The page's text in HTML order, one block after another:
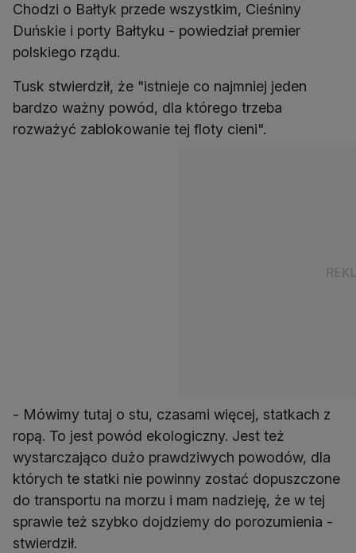
Chodzi o Bałtyk przede wszystkim, Cieśniny
Duńskie i porty Bałtyku - powiedział premier
Tusk stwierdził, że "istnieje co najmniej jeden
bardzo ważny powód, dla którego trzeba
- Mówimy tutaj o stu, czasami więcej, statkach z
ropą. To jest powód ekologiczny. Jest też
wystarczająco dużo prawdziwych powodów, dla
których te statki nie powinny zostać dopuszczone
do transportu na morzu i mam nadzieję, że w tej
sprawie też szybko dojdziemy do porozumienia -
stwierdził.